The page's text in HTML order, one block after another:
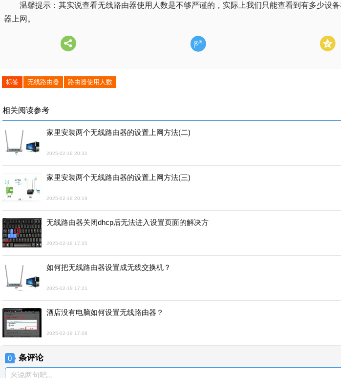
温馨提示：其实说查看无线路由器使用人数是不够严谨的，实际上我们只能查看到有多少设
器上网。
标签 无线路由器 路由器使用人数
相关阅读参考
家里安装两个无线路由器的设置上网方法(二)
2025-02-18 20:32
家里安装两个无线路由器的设置上网方法(三)
2025-02-18 20:19
无线路由器关闭dhcp后无法进入设置页面的解决方
2025-02-18 17:35
如何把无线路由器设置成无线交换机？
2025-02-18 17:21
酒店没有电脑如何设置无线路由器？
2025-02-18 17:08
0 条评论
来说两句吧...